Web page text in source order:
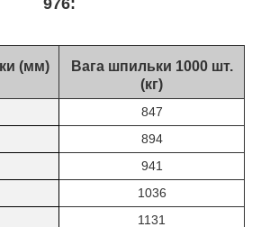
(мм)
Вага шпильки 1000 шт.
(кг)
847
894
941
1036
1131